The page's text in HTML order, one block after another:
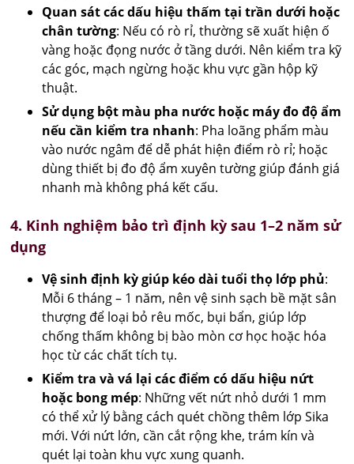
Quan sát các dấu hiệu thấm tại trần dưới hoặc
chân tường: Nếu có rò rỉ, thường sẽ xuất hiện ố
vàng hoặc đọng nước ở tầng dưới. Nên kiểm tra kỹ
các góc, mạch ngừng hoặc khu vực gần hộp kỹ
thuật.
Sử dụng bột màu pha nước hoặc máy đo độ ẩm
nếu cần kiểm tra nhanh: Pha loãng phẩm màu
vào nước ngâm để dễ phát hiện điểm rò rỉ; hoặc
dùng thiết bị đo độ ẩm xuyên tường giúp đánh giá
nhanh mà không phá kết cấu.
4. Kinh nghiệm bảo trì định kỳ sau 1–2 năm sử
dụng
Vệ sinh định kỳ giúp kéo dài tuổi thọ lớp phủ:
Mỗi 6 tháng – 1 năm, nên vệ sinh sạch bề mặt sân
thượng để loại bỏ rêu mốc, bụi bẩn, giúp lớp
chống thấm không bị bào mòn cơ học hoặc hóa
học từ các chất tích tụ.
Kiểm tra và vá lại các điểm có dấu hiệu nứt
hoặc bong mép: Những vết nứt nhỏ dưới 1 mm
có thể xử lý bằng cách quét chồng thêm lớp Sika
mới. Với nứt lớn, cần cắt rộng khe, trám kín và
quét lại toàn khu vực xung quanh.